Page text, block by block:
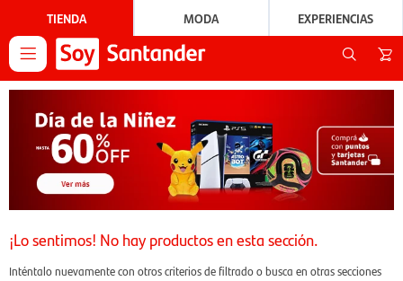
TIENDA MODA EXPERIENCIAS

¡Lo sentimos! No hay productos en esta sección.
Inténtalo nuevamente con otros criterios de filtrado o busca en otras secciones